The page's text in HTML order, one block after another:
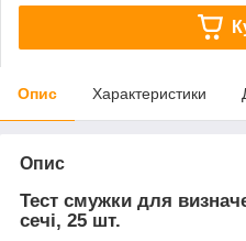
Опис Характеристики
Опис
Тест смужки для
сечі, 25 шт.